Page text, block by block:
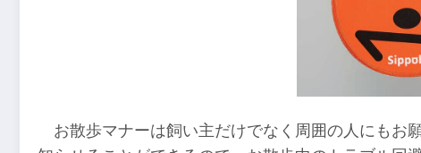
お散歩マナーは飼い主だけでなく周囲の人にもお